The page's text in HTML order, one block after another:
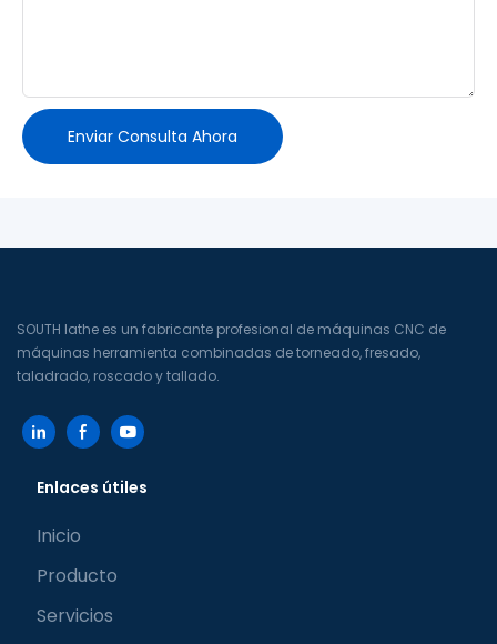
Enviar Consulta Ahora
SOUTH lathe es un fabricante profesional de máquinas CNC de
máquinas herramienta combinadas de torneado, fresado,
taladrado, roscado y tallado.
Enlaces útiles
Inicio
Producto
Servicios